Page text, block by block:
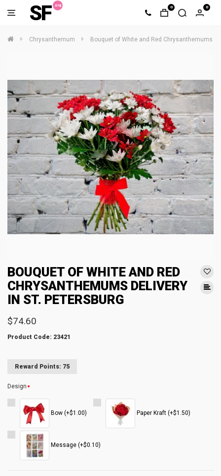
SF 0 0
Chrysanthemum Bouquet of White and Red Chrysanthemums
BOUQUET OF WHITE AND RED
CHRYSANTHEMUMS DELIVERY
IN ST. PETERSBURG
$74.60
Product Code: 23421
Reward Points: 75
Design
Bow (+$1.00) Paper Kraft (+$1.50)
Message (+$0.10)